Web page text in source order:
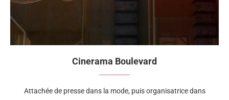
Cinerama Boulevard
Attachée de presse dans la mode, puis organisatrice dans